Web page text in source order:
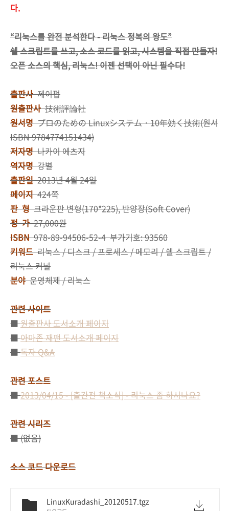
다.
“리눅스를 완전 분석한다 - 리눅스 정복의 왕도”
쉘 스크립트를 쓰고, 소스 코드를 읽고, 시스템을 직접 만들자!
오픈 소스의 핵심, 리눅스! 이젠 선택이 아닌 필수다!
출판사제이펍
원출판사技術評論社
원서명プロのための Linuxシステム・10年効く技術(원서
ISBN 9784774151434)
저자명나카이 에츠지
역자명강별
출판일2013년 4월 24일
페이지424쪽
판 형크라운판 변형(170*225), 반양장(Soft Cover)
정 가27,000원
ISBN978-89-94506-52-4 부가기호: 93560
키워드리눅스 / 디스크 / 프로세스 / 메모리 / 쉘 스크립트 /
리눅스 커널
분야운영체제 / 리눅스
관련 사이트
■원출판사 도서소개 페이지
■아마존 재팬도서소개 페이지
■독자 Q&A
관련 포스트
■2013/04/15 - [출간전 책소식] - 리눅스 좀 하시나요?
관련 시리즈
■ (없음)
소스 코드 다운로드
LinuxKuradashi_20120517.tgz